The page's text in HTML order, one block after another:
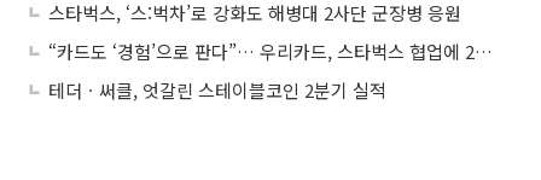
스타벅스, ‘스:벅차’로 강화도 해병대 2사단 군장병 응원
“카드도 ‘경험’으로 판다”… 우리카드, 스타벅스 협업에 2030 몰렸다
테더ㆍ써클, 엇갈린 스테이블코인 2분기 실적